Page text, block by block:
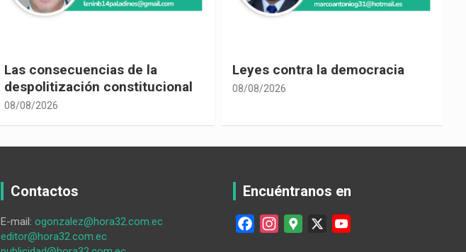
Leyes contra la democracia
08/08/2026
Cine ecuatoriano
08/08/2026
Contactos
E-mail: ogonzalez@hora32.com.ec
editor@hora32.com.ec
Encuéntranos en